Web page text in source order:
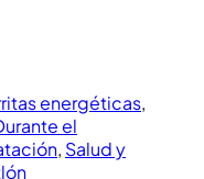
energéticas,
el
, Salud y